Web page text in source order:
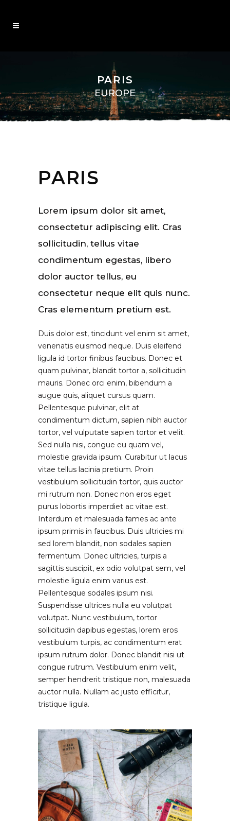
PARIS
EUROPE
PARIS
Lorem ipsum dolor sit amet,
consectetur adipiscing elit. Cras
sollicitudin, tellus vitae
condimentum egestas, libero
dolor auctor tellus, eu
consectetur neque elit quis nunc.
Cras elementum pretium est.
Duis dolor est, tincidunt vel enim sit amet,
venenatis euismod neque. Duis eleifend
ligula id tortor finibus faucibus. Donec et
quam pulvinar, blandit tortor a, sollicitudin
mauris. Donec orci enim, bibendum a
augue quis, aliquet cursus quam.
Pellentesque pulvinar, elit at
condimentum dictum, sapien nibh auctor
tortor, vel vulputate sapien tortor et velit.
Sed nulla nisi, congue eu quam vel,
molestie gravida ipsum. Curabitur ut lacus
vitae tellus lacinia pretium. Proin
vestibulum sollicitudin tortor, quis auctor
mi rutrum non. Donec non eros eget
purus lobortis imperdiet ac vitae est.
Interdum et malesuada fames ac ante
ipsum primis in faucibus. Duis ultricies mi
sed lorem blandit, non sodales sapien
fermentum. Donec ultricies, turpis a
sagittis suscipit, ex odio volutpat sem, vel
molestie ligula enim varius est.
Pellentesque sodales ipsum nisi.
Suspendisse ultrices nulla eu volutpat
volutpat. Nunc vestibulum, tortor
sollicitudin dapibus egestas, lorem eros
vestibulum turpis, ac condimentum erat
ipsum rutrum dolor. Donec blandit nisi ut
congue rutrum. Vestibulum enim velit,
semper hendrerit tristique non, malesuada
auctor nulla. Nullam ac justo efficitur,
tristique ligula.